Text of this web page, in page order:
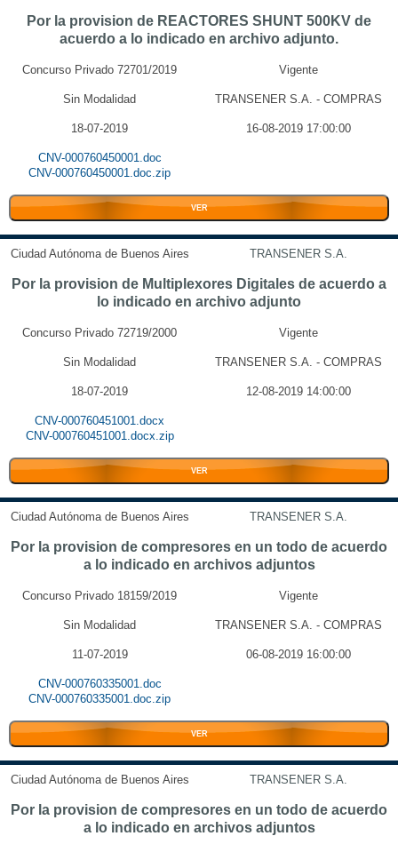
Por la provision de REACTORES SHUNT 500KV de
acuerdo a lo indicado en archivo adjunto.
Concurso Privado 72701/2019 Vigente
Sin Modalidad TRANSENER S.A. - COMPRAS
18-07-2019 16-08-2019 17:00:00
CNV-000760450001.doc
CNV-000760450001.doc.zip
VER
Ciudad Autónoma de Buenos Aires TRANSENER S.A.
Por la provision de Multiplexores Digitales de acuerdo a
lo indicado en archivo adjunto
Concurso Privado 72719/2000 Vigente
Sin Modalidad TRANSENER S.A. - COMPRAS
18-07-2019 12-08-2019 14:00:00
CNV-000760451001.docx
CNV-000760451001.docx.zip
VER
Ciudad Autónoma de Buenos Aires TRANSENER S.A.
Por la provision de compresores en un todo de acuerdo
a lo indicado en archivos adjuntos
Concurso Privado 18159/2019 Vigente
Sin Modalidad TRANSENER S.A. - COMPRAS
11-07-2019 06-08-2019 16:00:00
CNV-000760335001.doc
CNV-000760335001.doc.zip
VER
Ciudad Autónoma de Buenos Aires TRANSENER S.A.
Por la provision de compresores en un todo de acuerdo
a lo indicado en archivos adjuntos